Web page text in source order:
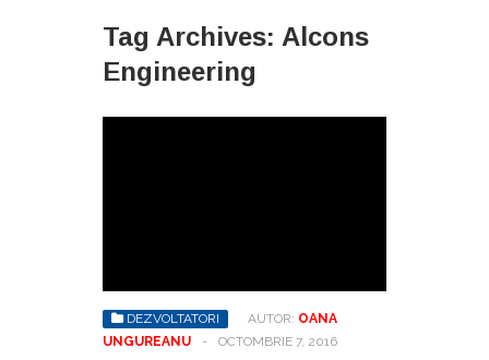
Tag Archives: Alcons
Engineering
DEZVOLTATORI AUTOR: OANA
UNGUREANU
- OCTOMBRIE 7, 2016